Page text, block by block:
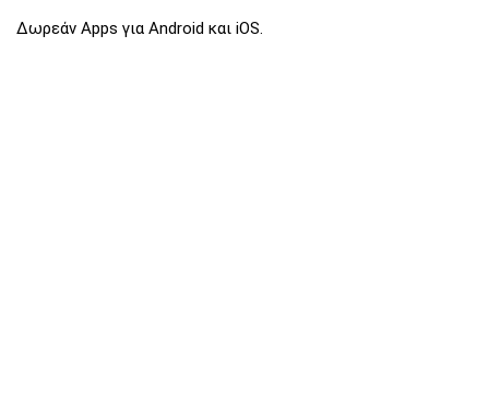
Δωρεάν Apps για Android και iOS.